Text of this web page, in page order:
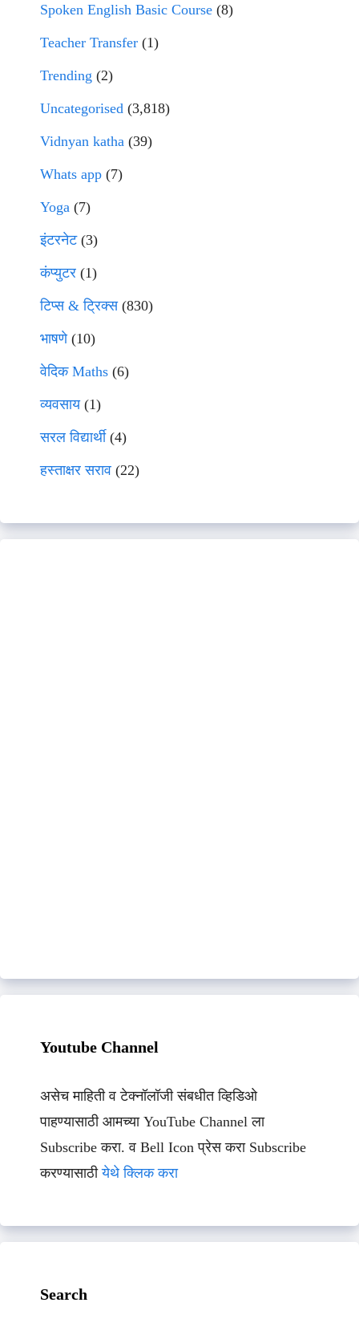
Spoken English Basic Course (8)
Teacher Transfer (1)
Trending (2)
Uncategorised (3,818)
Vidnyan katha (39)
Whats app (7)
Yoga (7)
इंटरनेट(3)
कंप्युटर (1)
टिप्स & ट्रिक्स(830)
भाषणे(10)
वेदिक Maths (6)
व्यवसाय(1)
सरल विद्यार्थी(4)
हस्ताक्षर सराव (22)
Youtube Channel
असेच माहिती व टेक्नॉलॉजी संबधीत व्हिडिओ
पाहण्यासाठी आमच्या YouTube Channel ला
Subscribe करा. व Bell Icon प्रेस करा Subscribe
करण्यासाठीयेथे क्लिक करा
Search